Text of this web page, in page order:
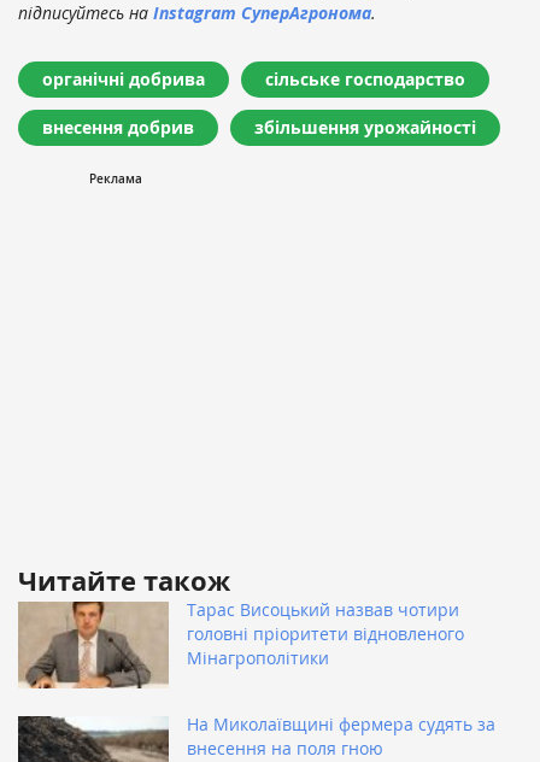
підписуйтесь на Instagram СуперАгронома.
органічні добрива сільське господарство
внесення добрив збільшення урожайності
Читайте також
Тарас Висоцький назвав чотири
головні пріоритети відновленого
Мінагрополітики
На Миколаївщині фермера судять за
внесення на поля гною